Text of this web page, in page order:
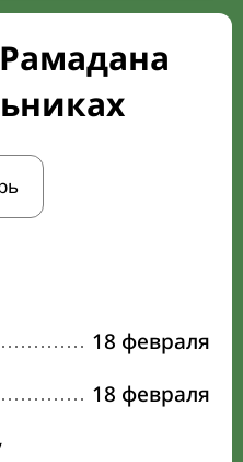
18 февраля
18 февраля